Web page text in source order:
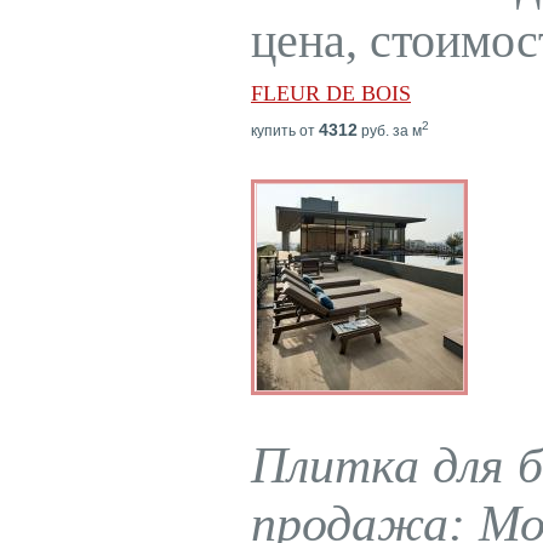
цена,
FLEUR DE BOIS
купить от 4312 руб. за м2
Плитка для
продажа: